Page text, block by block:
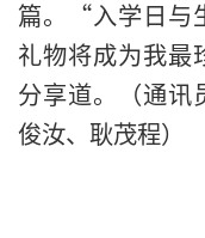
篇。“入学日与
礼物将成为我
分享道。（通讯
俊汝、耿茂程）